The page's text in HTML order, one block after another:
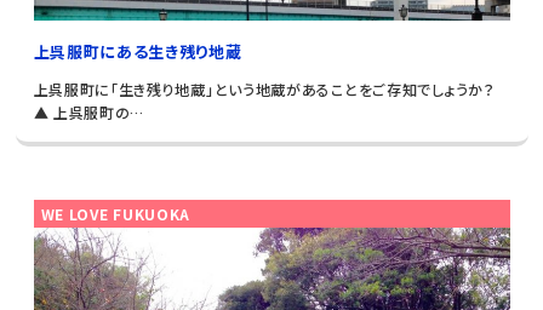
上呉服町にある生き残り地蔵
上呉服町に「生き残り地蔵」という地蔵があることをご存知でしょうか？
▲ 上呉服町の…
WE LOVE FUKUOKA